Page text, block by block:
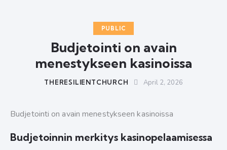
PUBLIC
Budjetointi on avain
menestykseen kasinoissa
THERESILIENTCHURCH April 2, 2026
Budjetointi on avain menestykseen kasinoissa
Budjetoinnin merkitys kasinopelaamisessa